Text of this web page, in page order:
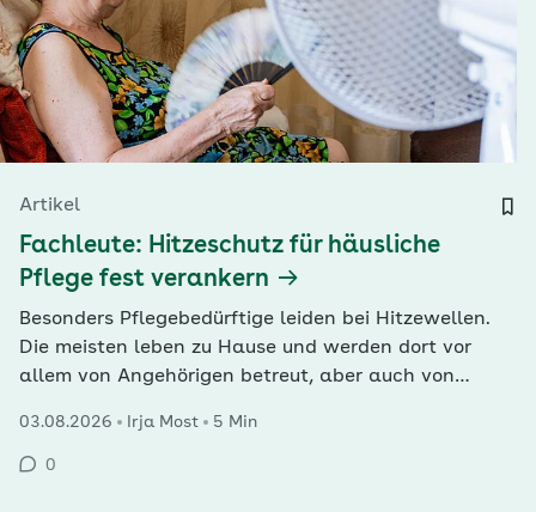
Artikel
Fachleute: Hitzeschutz für häusliche
Pflege fest verankern
Besonders Pflegebedürftige leiden bei Hitzewellen.
Die meisten leben zu Hause und werden dort vor
allem von Angehörigen betreut, aber auch von
Verhältnisse stellen Hitzeschutz vor
Herausforderungen.
03.08.2026 Irja Most 5 Min
0